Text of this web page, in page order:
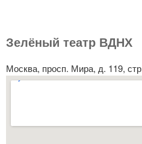
Зелёный театр ВДНХ
Москва, просп. Мира, д. 119,